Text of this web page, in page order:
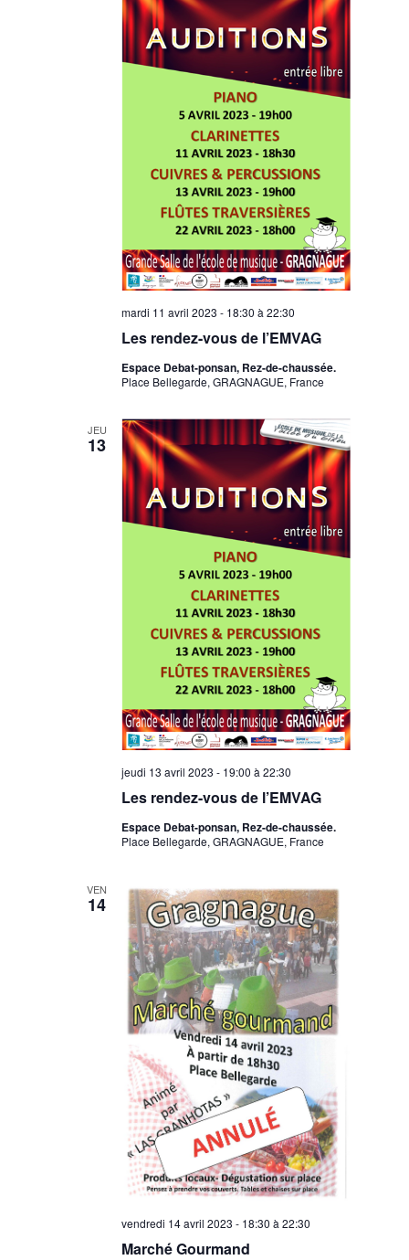
Les rendez-vous de l’EMVAG
mardi 11 avril 2023 - 18:30 à22:30
Espace Debat-ponsan, Rez-de-chaussée.
Place Bellegarde, GRAGNAGUE, France
JEU
13
Les rendez-vous de l’EMVAG
jeudi 13 avril 2023 - 19:00 à22:30
Espace Debat-ponsan, Rez-de-chaussée.
Place Bellegarde, GRAGNAGUE, France
VEN
14
Marché Gourmand
vendredi 14 avril 2023 - 18:30 à22:30